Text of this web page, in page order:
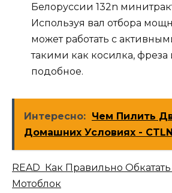
Белоруссии 132n
Используя вал отбора
может работать с
такими как косилка, фреза
подобное.
Интересно: Чем Пилить
Домашних Условиях -
READ Как Правильно
Мотоблок